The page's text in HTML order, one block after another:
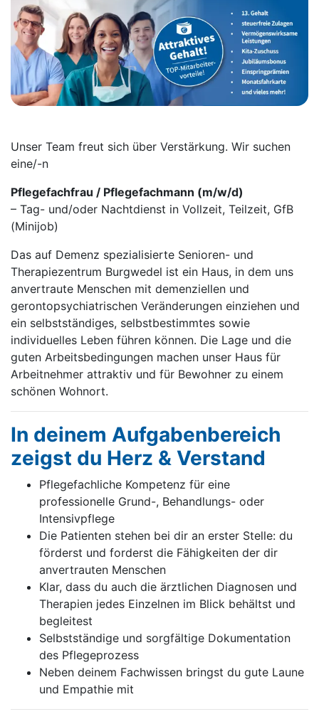
Unser Team freut sich über Verstärkung. Wir suchen
eine/-n
Pflegefachfrau / Pflegefachmann (m/w/d)
– Tag- und/oder Nachtdienst in Vollzeit, Teilzeit, GfB
(Minijob)
Das auf Demenz spezialisierte Senioren- und
Therapiezentrum Burgwedel ist ein Haus, in dem uns
anvertraute Menschen mit demenziellen und
gerontopsychiatrischen Veränderungen einziehen und
ein selbstständiges, selbstbestimmtes sowie
individuelles Leben führen können. Die Lage und die
guten Arbeitsbedingungen machen unser Haus für
Arbeitnehmer attraktiv und für Bewohner zu einem
schönen Wohnort.
In deinem Aufgabenbereich
zeigst du Herz & Verstand
Pflegefachliche Kompetenz für eine
professionelle Grund-, Behandlungs- oder
Intensivpflege
Die Patienten stehen bei dir an erster Stelle: du
förderst und forderst die Fähigkeiten der dir
anvertrauten Menschen
Klar, dass du auch die ärztlichen Diagnosen und
Therapien jedes Einzelnen im Blick behältst und
begleitest
Selbstständige und sorgfältige Dokumentation
des Pflegeprozess
Neben deinem Fachwissen bringst du gute Laune
und Empathie mit